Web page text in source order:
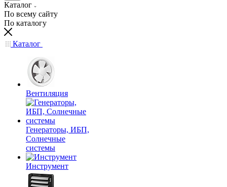
Каталог
По всему сайту
По каталогу
Каталог
Вентиляция
Генераторы, ИБП,
Солнечные
системы
Инструмент